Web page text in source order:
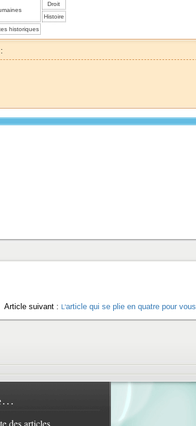
Droit
Histoire
historiques
Article suivant : L'article qui se plie en quatre pour vous
des articles